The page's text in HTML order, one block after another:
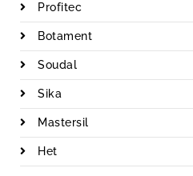
Profitec
Botament
Soudal
Sika
Mastersil
Het